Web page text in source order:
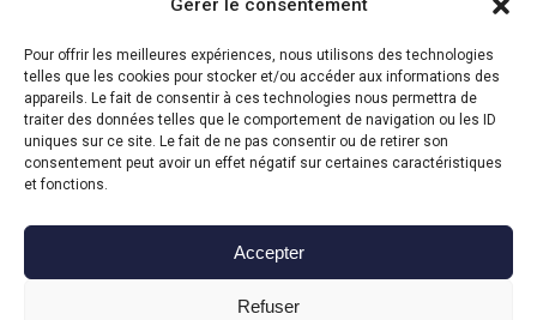
Gérer le consentement
Pour offrir les meilleures expériences, nous utilisons des technologies
telles que les cookies pour stocker et/ou accéder aux informations des
appareils. Le fait de consentir à ces technologies nous permettra de
traiter des données telles que le comportement de navigation ou les ID
uniques sur ce site. Le fait de ne pas consentir ou de retirer son
consentement peut avoir un effet négatif sur certaines caractéristiques
et fonctions.
Accepter
Refuser
Bons Plans Voyage : Économisez sur vos
Vacances avec Toody
13 décembre 2024 Bon plans
Toody © 2024